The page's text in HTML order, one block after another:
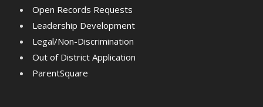
Open Records Requests
Leadership Development
Legal/Non-Discrimination
Out of District Application
ParentSquare